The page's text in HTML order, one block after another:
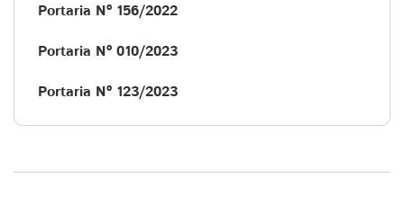
Portaria Nº 156/2022
Portaria Nº 010/2023
Portaria Nº 123/2023